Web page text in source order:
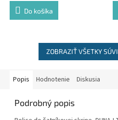
Do košíka
ZOBRAZIŤ VŠETKY
Popis Hodnotenie Diskusia
Podrobný popis